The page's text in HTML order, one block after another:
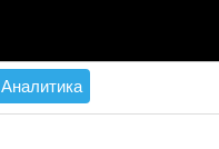
Аналитика